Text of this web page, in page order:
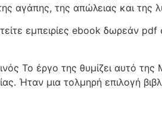
αγάπης, της απώλειας και της
εμπειρίες ebook δωρεάν pdf
Το έργο της θυμίζει αυτό της
Ήταν μια τολμηρή επιλογή